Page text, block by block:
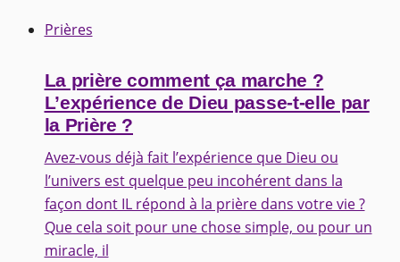
Prières
La prière comment ça marche ?
L’expérience de Dieu passe-t-elle par
la Prière ?
Avez-vous déjà fait l’expérience que Dieu ou
l’univers est quelque peu incohérent dans la
façon dont IL répond à la prière dans votre vie ?
Que cela soit pour une chose simple, ou pour un
miracle, il